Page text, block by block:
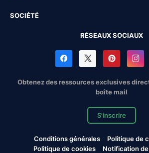
SOCIÉTÉ
RÉSEAUX SOCIAUX
Obtenez des ressources exclusives
boîte mail
S'inscrire
Conditions générales
Politique de
Politique de cookies
Notification